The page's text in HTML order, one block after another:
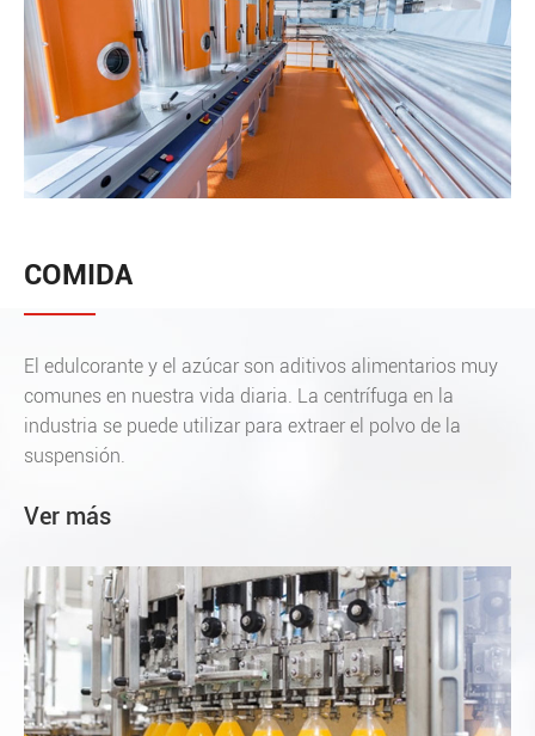
COMIDA
El edulcorante y el azúcar son aditivos alimentarios muy
comunes en nuestra vida diaria. La centrífuga en la
industria se puede utilizar para extraer el polvo de la
suspensión.
Ver más